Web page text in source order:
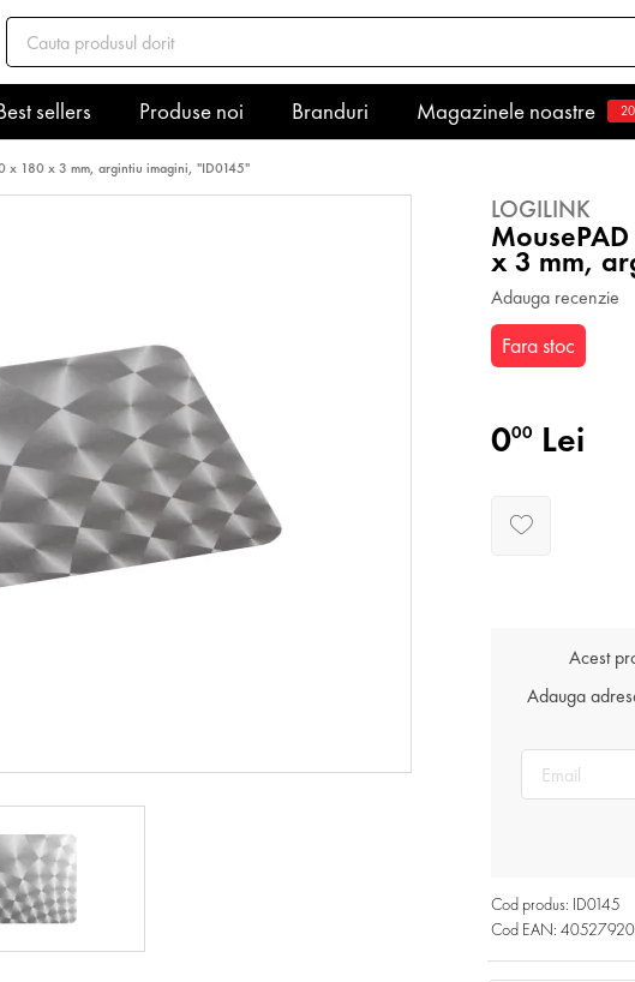
sellers Produse noi Branduri Magazinele noastre
x 180 x 3 mm, argintiu imagini, "ID0145"
LOGILINK
x 3 mm,
Adauga recenzie
Fara stoc
000 Lei
Acest
Adauga
Cod produs: ID0145
Cod EAN: